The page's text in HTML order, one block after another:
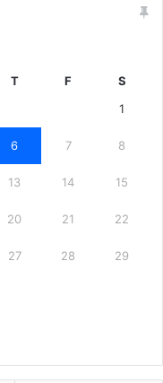
T F
S
1
6 7 8
13 14 15
20 21 22
27 28 29